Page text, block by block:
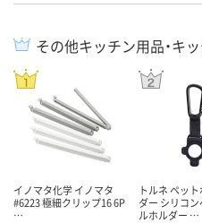
その他キッチン用品・キ
イノマタ化学 イノマタ
#6223 極細クリップ16 6P
…
トルネ ペッ
ダー シリコ
ルホルダー …